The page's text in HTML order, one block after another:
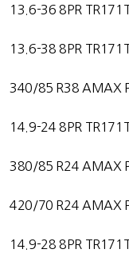
13.6-36 8PR
13.6-38 8PR
340/85 R38 AMAX
14.9-24 8PR
380/85 R24 AMAX
420/70 R24 AMAX
14.9-28 8PR